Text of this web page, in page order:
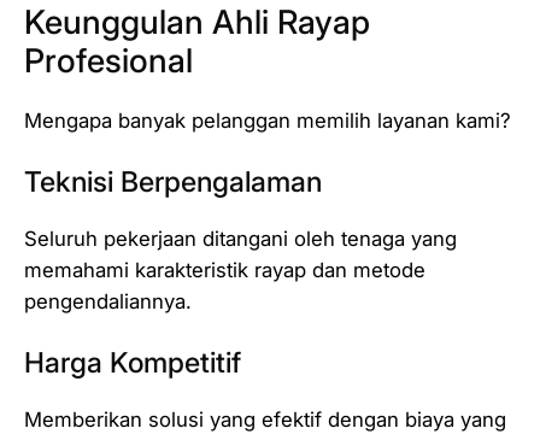
Keunggulan Ahli Rayap
Profesional
Mengapa banyak pelanggan memilih layanan kami?
Teknisi Berpengalaman
Seluruh pekerjaan ditangani oleh tenaga yang
memahami karakteristik rayap dan metode
pengendaliannya.
Harga Kompetitif
Memberikan solusi yang efektif dengan biaya yang